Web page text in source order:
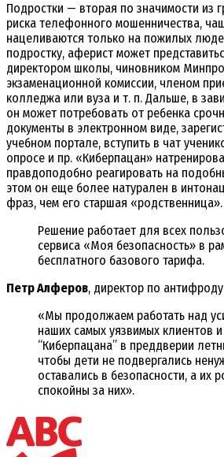
Подростки — вторая по значимости из
риска телефонного мошенничества,
нацеливаются только на пожилых
подростку, аферист может
директором школы, чиновником
экзаменационной комиссии, членом
колледжа или вуза и т. п. Дальше, в
он может потребовать от ребенка
документы в электронном виде,
учебном портале, вступить в чат
опросе и пр. «Киберпацан»
правдоподобно реагировать на
этом он еще более натурален в
фраз, чем его старшая «родственница».
Решение работает для всех
сервиса «Моя безопасность» в
бесплатного базового тарифа.
Петр Алферов, директор по
«Мы продолжаем работать над
наших самых уязвимых клиентов и
“Киберпацана” в преддверии
чтобы дети не подвергались
оставались в безопасности, а их
спокойны за них».